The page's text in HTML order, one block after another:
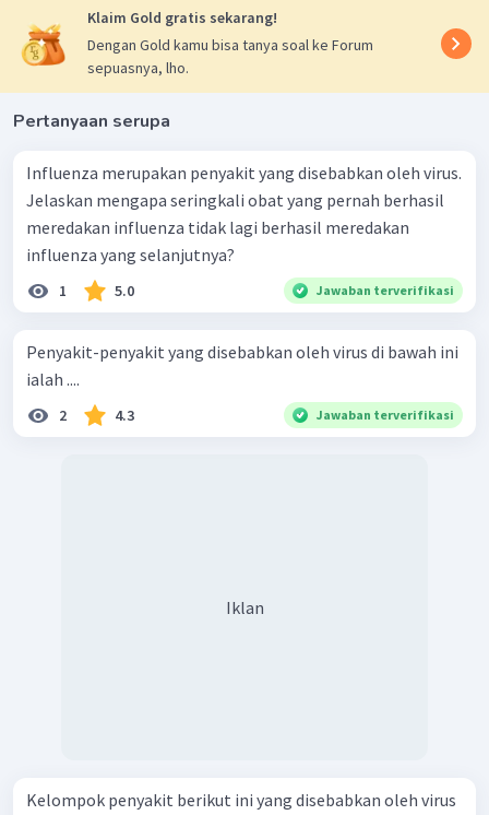
Klaim Gold gratis sekarang!
Dengan Gold kamu bisa tanya soal ke Forum
sepuasnya, lho.
Pertanyaan serupa
Influenza merupakan penyakit yang disebabkan oleh virus.
Jelaskan mengapa seringkali obat yang pernah berhasil
meredakan influenza tidak lagi berhasil meredakan
influenza yang selanjutnya?
1 5.0 Jawaban terverifikasi
Penyakit-penyakit yang disebabkan oleh virus di bawah ini
ialah ....
2 4.3 Jawaban terverifikasi
Iklan
Kelompok penyakit berikut ini yang disebabkan oleh virus